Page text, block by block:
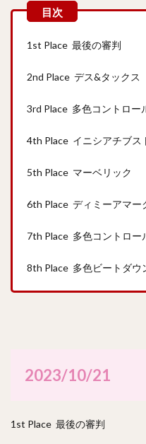
1st Place 最後の審判
2nd Place デス&タックス
3rd Place 多色コントロー
4th Place イニシアチブス
5th Place マーベリック
6th Place ディミーアマー
7th Place 多色コントロー
8th Place 多色ビートダウ
2023/10/21
1st Place 最後の審判